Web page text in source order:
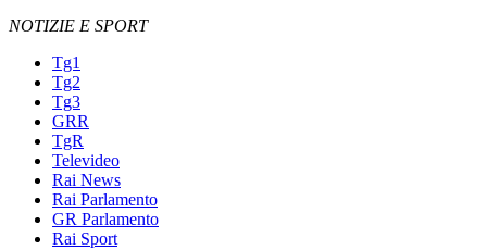
NOTIZIE E SPORT
Tg1
Tg2
Tg3
GRR
TgR
Televideo
Rai News
Rai Parlamento
GR Parlamento
Rai Sport